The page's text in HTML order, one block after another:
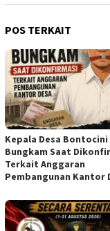
POS TERKAIT
Kepala Desa Bontocini
Bungkam Saat
Terkait Anggaran
Pembangunan Kantor